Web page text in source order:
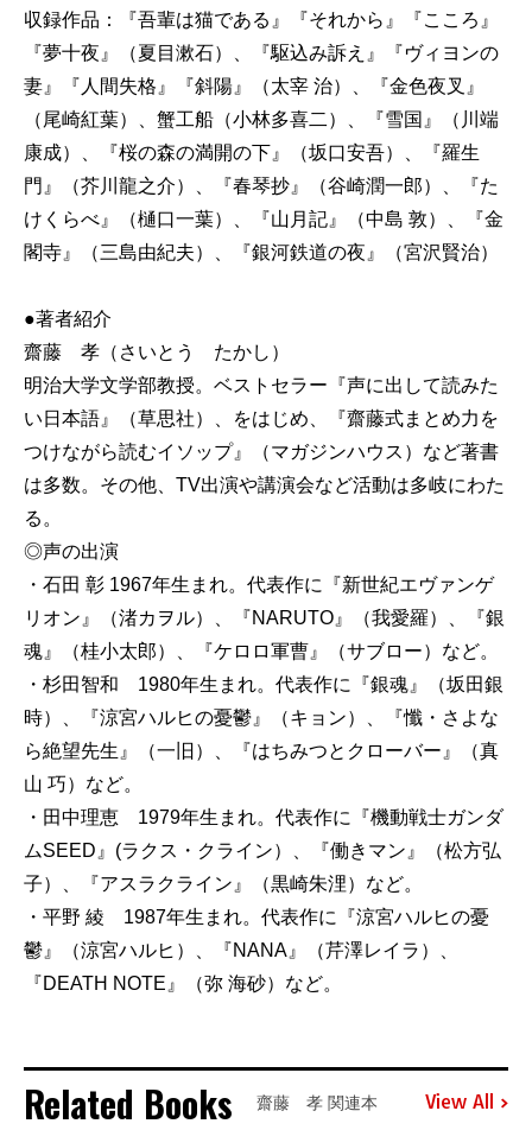
収録作品：『吾輩は猫である』『それから』『こころ』
『夢十夜』（夏目漱石）、『駆込み訴え』『ヴィヨンの
妻』『人間失格』『斜陽』（太宰 治）、『金色夜叉』
（尾崎紅葉）、蟹工船（小林多喜二）、『雪国』（川端
康成）、『桜の森の満開の下』（坂口安吾）、『羅生
門』（芥川龍之介）、『春琴抄』（谷崎潤一郎）、『た
けくらべ』（樋口一葉）、『山月記』（中島 敦）、『金
閣寺』（三島由紀夫）、『銀河鉄道の夜』（宮沢賢治）
●著者紹介
齋藤 孝（さいとう たかし）
明治大学文学部教授。ベストセラー『声に出して読みた
い日本語』（草思社）、をはじめ、『齋藤式まとめ力を
つけながら読むイソップ』（マガジンハウス）など著書
は多数。その他、TV出演や講演会など活動は多岐にわた
る。
◎声の出演
・石田 彰 1967年生まれ。代表作に『新世紀エヴァンゲ
リオン』（渚カヲル）、『NARUTO』（我愛羅）、『銀
魂』（桂小太郎）、『ケロロ軍曹』（サブロー）など。
・杉田智和 1980年生まれ。代表作に『銀魂』（坂田銀
時）、『涼宮ハルヒの憂鬱』（キョン）、『懺・さよな
ら絶望先生』（一旧）、『はちみつとクローバー』（真
山 巧）など。
・田中理恵 1979年生まれ。代表作に『機動戦士ガンダ
ムSEED』(ラクス・クライン）、『働きマン』（松方弘
子）、『アスラクライン』（黒崎朱浬）など。
・平野 綾 1987年生まれ。代表作に『涼宮ハルヒの憂
鬱』（涼宮ハルヒ）、『NANA』（芹澤レイラ）、
『DEATH NOTE』（弥 海砂）など。
Related Books 齋藤 孝 関連本 View All